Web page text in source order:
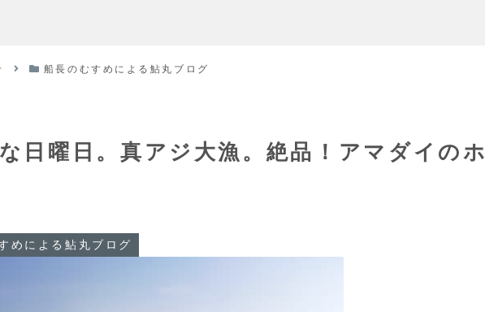
船長のむすめによる鮎丸ブログ
日曜日。真アジ大漁。絶品！アマダイのホ
めによる鮎丸ブログ